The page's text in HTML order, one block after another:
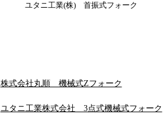
ユタニ工業(株) 首振式フォーク
株式会社丸順 機械式Zフォーク
ユタニ工業株式会社 3点式機械式フォーク